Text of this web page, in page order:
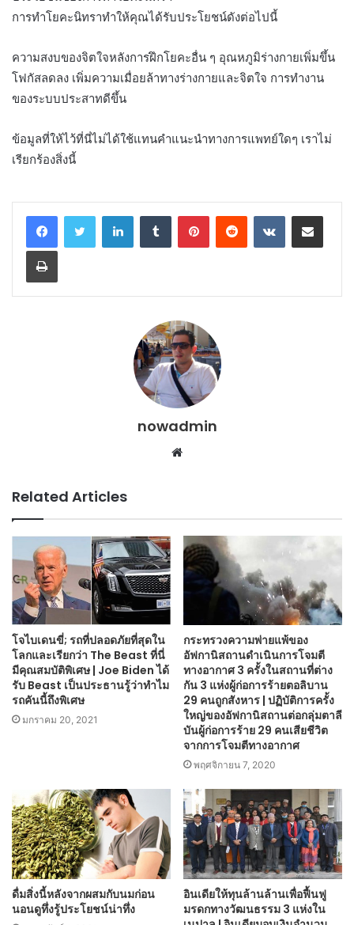
การทำโยคะนิทราทำให้คุณได้รับประโยชน์ดังต่อไปนี้
ความสงบของจิตใจหลังการฝึกโยคะอื่น ๆ อุณหภูมิร่างกายเพิ่มขึ้น
โฟกัสลดลง เพิ่มความเมื่อยล้าทางร่างกายและจิตใจ การทำงาน
ของระบบประสาทดีขึ้น
ข้อมูลที่ให้ไว้ที่นี่ไม่ได้ใช้แทนคำแนะนำทางการแพทย์ใดๆ เราไม่
เรียกร้องสิ่งนี้
LinkedInTumblr PinterestReddit VKontakteShare via Email
Print
nowadmin
Website
Related Articles
โจไบเดนขี่; รถที่ปลอดภัยที่สุดใน
โลกและเรียกว่า The Beast ที่นี่
มีคุณสมบัติพิเศษ | Joe Biden ได้
รับ Beast เป็นประธานรู้ว่าทำไม
รถคันนี้ถึงพิเศษ
มกราคม 20, 2021
กระทรวงความพ่ายแพ้ของ
อัฟกานิสถานดำเนินการโจมตี
ทางอากาศ 3 ครั้งในสถานที่ต่าง
กัน 3 แห่งผู้ก่อการร้ายตอลิบาน
29 คนถูกสังหาร | ปฏิบัติการครั้ง
ใหญ่ของอัฟกานิสถานต่อกลุ่มตาลี
บันผู้ก่อการร้าย 29 คนเสียชีวิต
จากการโจมตีทางอากาศ
พฤศจิกายน 7, 2020
ดื่มสิ่งนี้หลังจากผสมกับนมก่อน
นอนดูทึ่งรู้ประโยชน์น่าทึ่ง
อินเดียให้ทุนล้านล้านเพื่อฟื้นฟู
มรดกทางวัฒนธรรม 3 แห่งใน